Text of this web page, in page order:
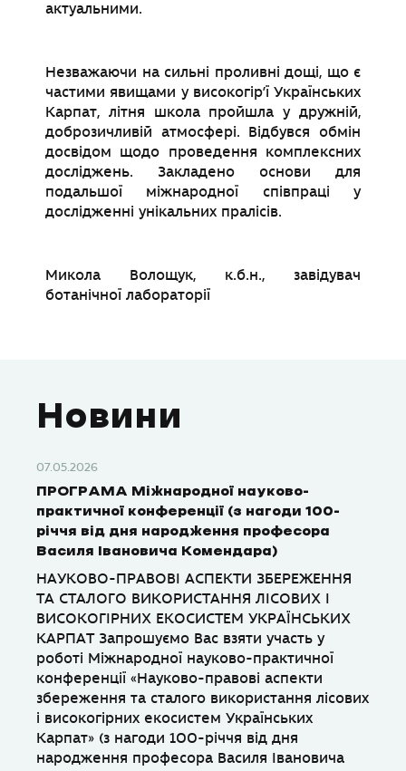
актуальними.
Незважаючи на сильні проливні дощі, що є
частими явищами у високогір’ї Українських
Карпат, літня школа пройшла у дружній,
доброзичливій атмосфері. Відбувся обмін
досвідом щодо проведення комплексних
досліджень. Закладено основи для
подальшої міжнародної співпраці у
дослідженні унікальних пралісів.
Микола Волощук, к.б.н., завідувач
ботанічної лабораторії
Новини
07.05.2026
ПРОГРАМА Міжнародної науково-
практичної конференції (з нагоди 100-
річчя від дня народження професора
Василя Івановича Комендара)
НАУКОВО-ПРАВОВІ АСПЕКТИ ЗБЕРЕЖЕННЯ
ТА СТАЛОГО ВИКОРИСТАННЯ ЛІСОВИХ І
ВИСОКОГІРНИХ ЕКОСИСТЕМ УКРАЇНСЬКИХ
КАРПАТ Запрошуємо Вас взяти участь у
роботі Міжнародної науково-практичної
конференції «Науково-правові аспекти
збереження та сталого використання лісових
і високогірних екосистем Українських
Карпат» (з нагоди 100-річчя від дня
народження професора Василя Івановича